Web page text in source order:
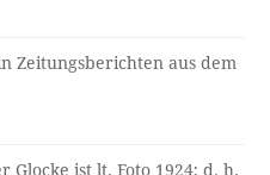
Zeitungsberichten aus dem
Glocke ist lt. Foto 1924; d. h.